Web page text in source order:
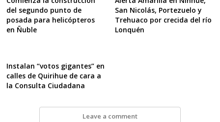
del segundo punto de
posada para helicópteros
en Ñuble
San Nicolás, Portezuelo y
Trehuaco por crecida del río
Lonquén
Instalan “votos gigantes” en
calles de Quirihue de cara a
la Consulta Ciudadana
Leave a comment